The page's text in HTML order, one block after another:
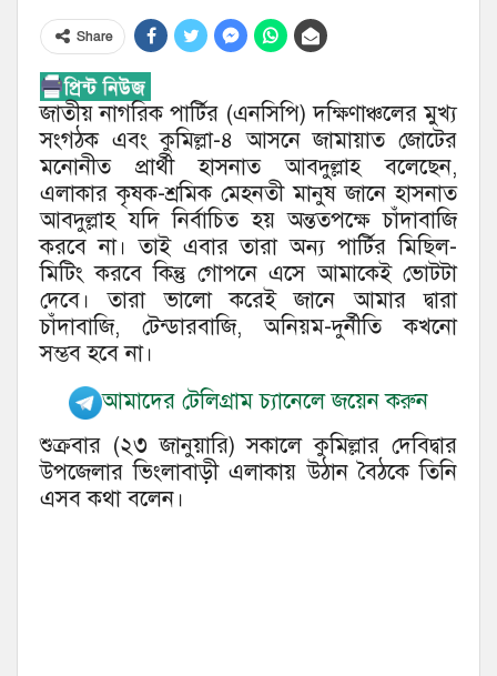
Share
জাতীয় নাগরিক পার্টির (এনসিপি) দক্ষিণাঞ্চলের মুখ্য
সংগঠক এবং কুমিল্লা-৪ আসনে জামায়াত জোটের
মনোনীত প্রার্থী হাসনাত আবদুল্লাহ বলেছেন,
এলাকার কৃষক-শ্রমিক মেহনতী মানুষ জানে হাসনাত
আবদুল্লাহ যদি নির্বাচিত হয় অন্ততপক্ষে চাঁদাবাজি
করবে না। তাই এবার তারা অন্য পার্টির মিছিল-
মিটিং করবে কিন্তু গোপনে এসে আমাকেই ভোটটা
দেবে। তারা ভালো করেই জানে আমার দ্বারা
চাঁদাবাজি, টেন্ডারবাজি, অনিয়ম-দুর্নীতি কখনো
সম্ভব হবে না।
আমাদের টেলিগ্রাম চ্যানেলে জয়েন করুন
শুক্রবার (২৩ জানুয়ারি) সকালে কুমিল্লার দেবিদ্বার
উপজেলার ভিংলাবাড়ী এলাকায় উঠান বৈঠকে তিনি
এসব কথা বলেন।